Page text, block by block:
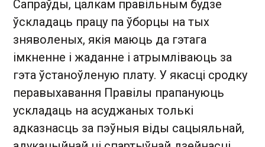
Сапраўды, цалкам правільным будзе
ўскладаць працу па ўборцы на тых
зняволеных, якія маюць да гэтага
імкненне і жаданне і атрымліваюць за
гэта ўстаноўленую плату. У якасці сродку
перавыхавання Правілы прапануюць
ускладаць на асуджаных толькі
адказнасць за пэўныя віды сацыяльнай,